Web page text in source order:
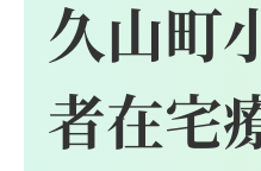
久山町
者在宅